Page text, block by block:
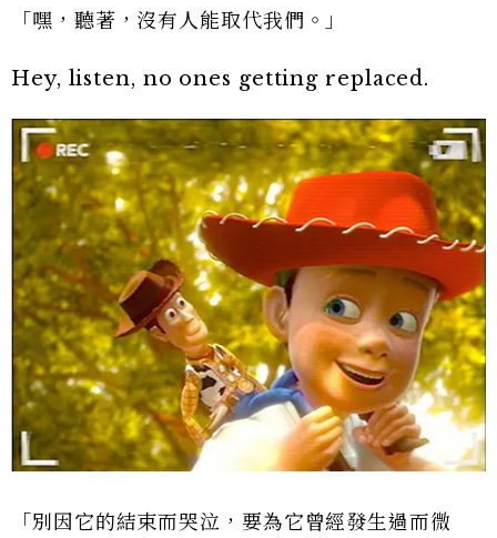
「嘿，聽著，沒有人能取代我們。」
Hey, listen, no ones getting replaced.
「別因它的結束而哭泣，要為它曾經發生過而微